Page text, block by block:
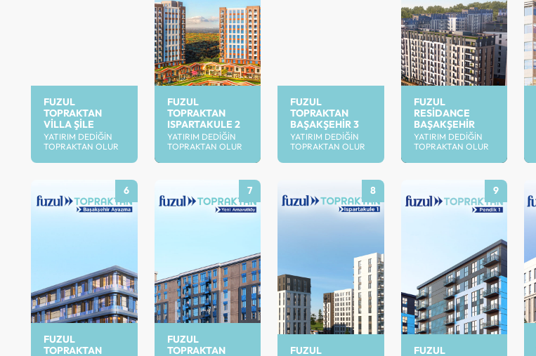
FUZUL
TOPRAKTAN
VILLA ŞILE
YATIRIM DEDIĞIN
TOPRAKTAN OLUR
FUZUL
TOPRAKTAN
ISPARTAKULE 2
YATIRIM DEDIĞIN
TOPRAKTAN OLUR
FUZUL
TOPRAKTAN
BAŞAKŞEHIR 3
YATIRIM DEDIĞIN
TOPRAKTAN OLUR
FUZUL
RESIDANCE
BAŞAKŞEHIR
YATIRIM DEDIĞIN
TOPRAKTAN OLUR
6
FUZUL
TOPRAKTAN
7
FUZUL
TOPRAKTAN
8
FUZUL
9
FUZUL